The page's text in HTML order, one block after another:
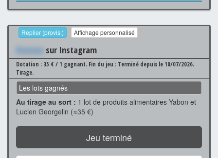
Replier (provis.) Affichage personnalisé
Xxxxxxx sur Instagram
Dotation : 35 € / 1 gagnant. Fin du jeu : Terminé depuis le 10/07/2026.
Tirage.
Les lots gagnés
Au tirage au sort : 1 lot de produits alimentaires Yabon et
Lucien Georgelin (≈35 €)
Jeu terminé